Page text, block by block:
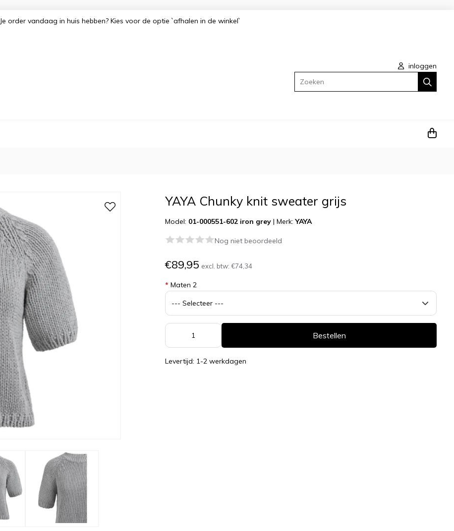
Je order vandaag in huis hebben? Kies voor de optie `afhalen in de winkel`
inloggen
Zoeken
YAYA Chunky knit sweater grijs
Model: 01-000551-602 iron grey |Merk:YAYA
Nog niet beoordeeld
€89,95 excl. btw:€74,34
* Maten 2
Bestellen
Levertijd: 1-2 werkdagen